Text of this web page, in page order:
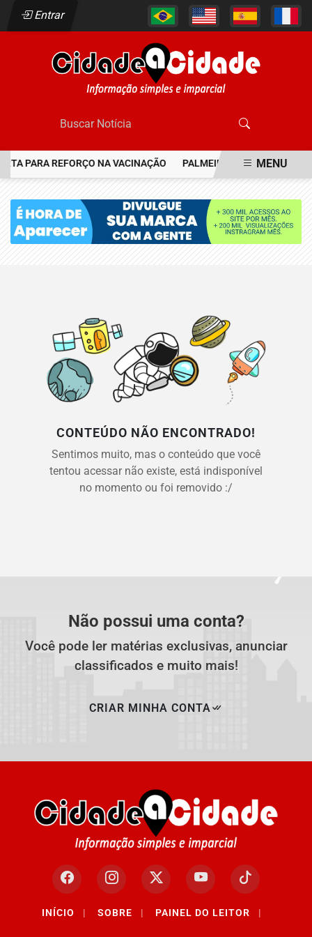
Entrar
PARA REFORÇO NA VACINAÇÃO PALMEIRAS RESGATA JOIA
MENU
CONTEÚDO NÃO ENCONTRADO!
Sentimos muito, mas o conteúdo que você
tentou acessar não existe, está indisponível
no momento ou foi removido :/
Não possui uma conta?
Você pode ler matérias exclusivas, anunciar
classificados e muito mais!
CRIAR MINHA CONTA
INÍCIO | SOBRE | PAINEL DO LEITOR |
Termos de Uso e Privacidade